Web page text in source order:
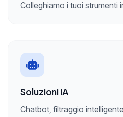
Colleghiamo i tuoi strumenti
Soluzioni IA
Chatbot, filtraggio